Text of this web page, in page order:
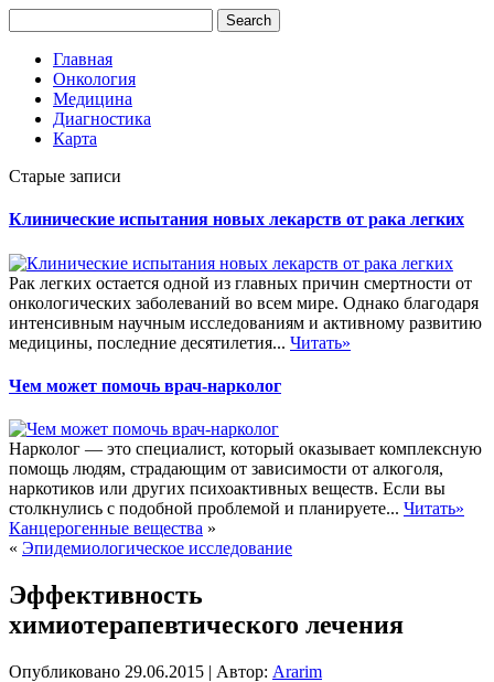
Главная
Онкология
Медицина
Диагностика
Карта
Старые записи
Клинические испытания новых лекарств от рака легких
Рак легких остается одной из главных причин смертности от
онкологических заболеваний во всем мире. Однако благодаря
интенсивным научным исследованиям и активному развитию
медицины, последние десятилетия... Читать»
Чем может помочь врач-нарколог
Нарколог — это специалист, который оказывает комплексную
помощь людям, страдающим от зависимости от алкоголя,
наркотиков или других психоактивных веществ. Если вы
столкнулись с подобной проблемой и планируете... Читать»
Канцерогенные вещества »
« Эпидемиологическое исследование
Эффективность
химиотерапевтического лечения
Опубликовано 29.06.2015 | Автор: Ararim